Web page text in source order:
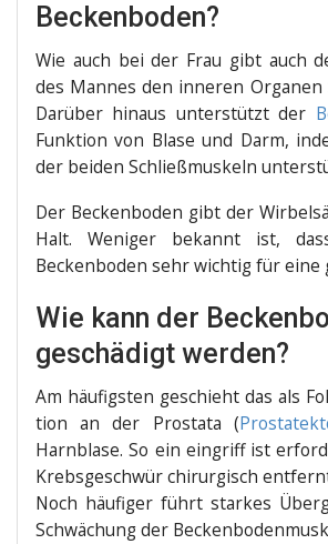
Beckenboden?
Wie auch bei der Frau gibt auch
des Man­nes den inne­ren Orga­nen
Dar­über hin­aus unter­stützt der
Funk­ti­on von Bla­se und Darm,
der bei­den Schließ­mus­keln
Der Becken­bo­den gibt der
Halt. Weni­ger bekannt ist,
Becken­bo­den sehr wich­tig für eine
Wie kann der
geschädigt werden?
Am häu­figs­ten geschieht das als
ti­on an der Pro­sta­ta (
Harn­bla­se. So ein ein­griff ist
Krebs­ge­schwür chir­ur­gisch
Noch häu­fi­ger führt star­kes
Schwä­chung der